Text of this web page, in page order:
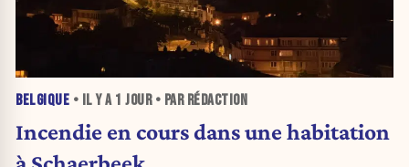
BELGIQUE • IL Y A 1 JOUR• PAR RÉDACTION
Incendie en cours dans une habitation